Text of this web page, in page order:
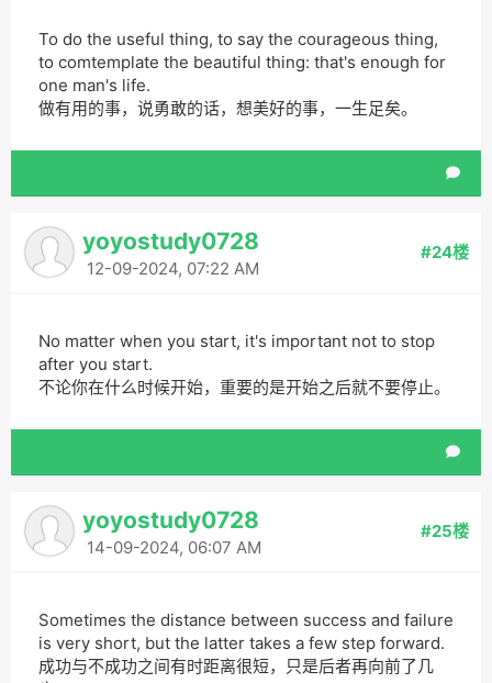
To do the useful thing, to say the courageous thing,
to comtemplate the beautiful thing: that's enough for
one man's life.
做有用的事，说勇敢的话，想美好的事，一生足矣。
yoyostudy0728
12-09-2024, 07:22 AM
#24楼
No matter when you start, it's important not to stop
after you start.
不论你在什么时候开始，重要的是开始之后就不要停止。
yoyostudy0728
14-09-2024, 06:07 AM
#25楼
Sometimes the distance between success and failure
is very short, but the latter takes a few step forward.
成功与不成功之间有时距离很短，只是后者再向前了几